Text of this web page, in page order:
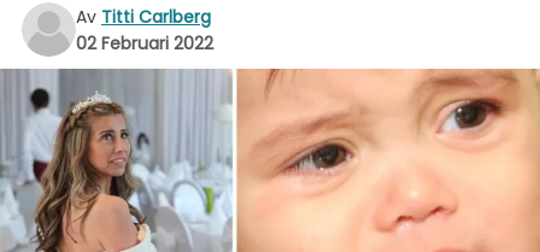
Av Titti Carlberg
02 Februari 2022